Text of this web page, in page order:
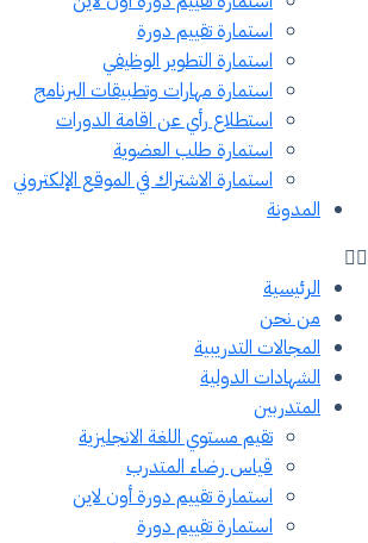
استمارة تقييم دورة
استمارة التطوير الوظيفي
استمارة مهارات وتطبيقات البرنامج
استطلاع رأي عن اقامة الدورات
استمارة طلب العضوية
استمارة الاشتراك في الموقع الإلكتروني
المدونة
الرئيسية
من نحن
المجالات التدريبية
الشهادات الدولية
المتدربين
تقيم مستوي اللغة الانجليزية
قياس رضاء المتدرب
استمارة تقييم دورة أون لاين
استمارة تقييم دورة